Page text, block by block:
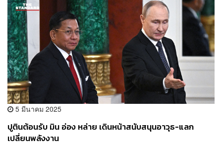
5 มีนาคม 2025
ปูตินต้อนรับ มิน อ่อง หล่าย เดินหน้าสนับสนุนอาวุธ-แลก
เปลี่ยนพลังงาน